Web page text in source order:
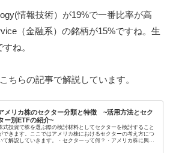
情報技術）が19%で一番比率が高
（金融系）の銘柄が15%ですね。生
ね。
ちらの記事で解説しています。
メリカ株のセクター分類と特徴 ~活用方法とセク
ー別ETFの紹介~
式投資で株を選ぶ際の検討材料としてセクターを検討すること
できます。ここではアメリカ株におけるセクターの考え方につ
て解説していきます。・セクターって何？・アメリカ株に興味